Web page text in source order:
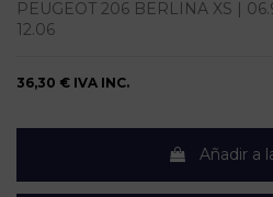
PEUGEOT 206 BERLINA XS |
12.06
36,30 € IVA INC.
Añadir a